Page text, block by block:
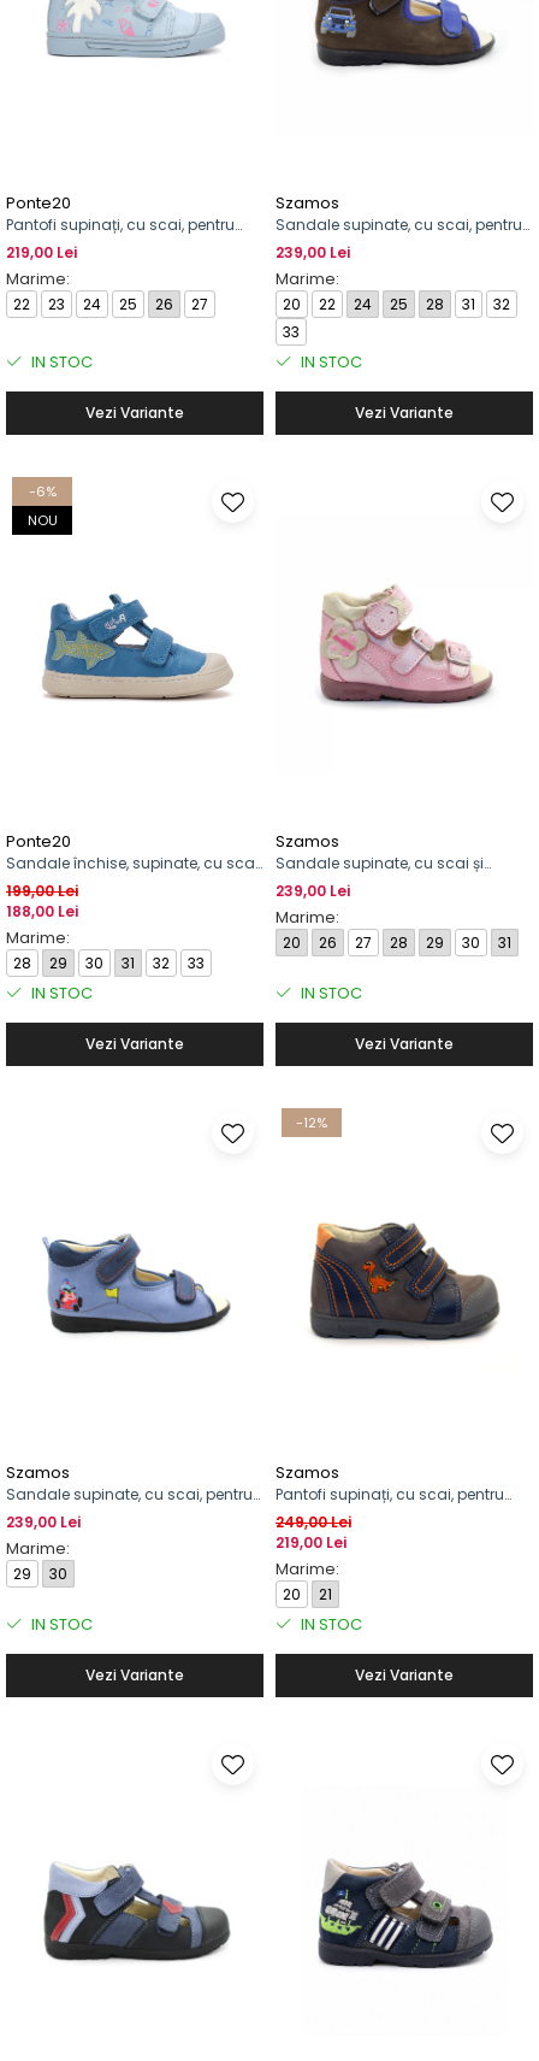
Ponte20
Pantofi supinați, cu scai, pentru
fete, cu model de palmier
219,00 Lei
Marime:
22 23 24 25 26 27
IN STOC
Vezi Variante
Szamos
Sandale supinate, cu scai, pentru
băieți, cu model de mașină
239,00 Lei
Marime:
20 22 24 25 28 31
32
33
IN STOC
Vezi Variante
-6%
NOU
Ponte20
Sandale închise, supinate, cu scai,
pentru băieți, model cu rechin
199,00 Lei
188,00 Lei
Marime:
28 29 30 31 32 33
IN STOC
Vezi Variante
Szamos
Sandale supinate, cu scai și
cataramă, pentru fete, model cu
239,00 Lei
Marime:
20 26 27 28 29 30 31
IN STOC
Vezi Variante
Szamos
Sandale supinate, cu scai, pentru
băieți
239,00 Lei
Marime:
29 30
IN STOC
Vezi Variante
-12%
Szamos
Pantofi supinați, cu scai, pentru
băieți, model cu dinosaur
249,00 Lei
219,00 Lei
Marime:
20 21
IN STOC
Vezi Variante